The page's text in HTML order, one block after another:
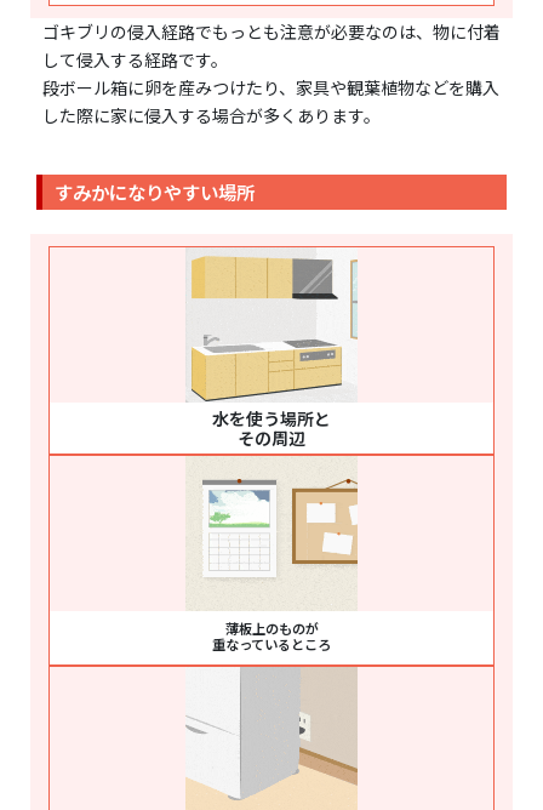
ゴキブリの侵入経路でもっとも注意が必要なのは、物に付着
して侵入する経路です。
段ボール箱に卵を産みつけたり、家具や観葉植物などを購入
した際に家に侵入する場合が多くあります。
すみかになりやすい場所
水を使う場所と
その周辺
薄板上のものが
重なっているところ